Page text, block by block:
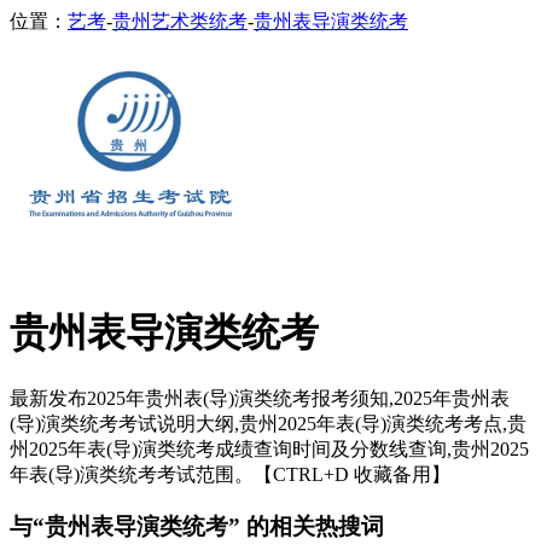
位置： 艺考-贵州艺术类统考-贵州表导演类统考
贵州表导演类统考
最新发布2025年贵州表(导)演类统考报考须知,2025年贵州表
(导)演类统考考试说明大纲,贵州2025年表(导)演类统考考点,贵
州2025年表(导)演类统考成绩查询时间及分数线查询,贵州2025
年表(导)演类统考考试范围。【CTRL+D 收藏备用】
与“贵州表导演类统考” 的相关热搜词